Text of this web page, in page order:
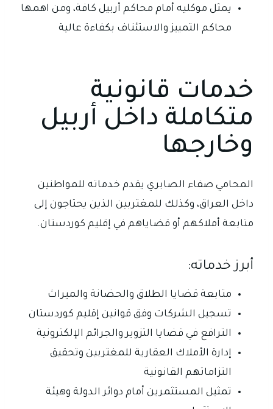
يمثل موكليه أمام محاكم أربيل كافة، ومن اهمها
محاكم التمييز والاستئناف بكفاءة عالية
خدمات قانونية
متكاملة داخل أربيل
وخارجها
المحامي صفاء الصابري يقدم خدماته للمواطنين
داخل العراق، وكذلك للمغتربين الذين يحتاجون إلى
متابعة أملاكهم أو قضاياهم في إقليم كوردستان.
أبرز خدماته:
متابعة قضايا الطلاق والحضانة والميراث
تسجيل الشركات وفق قوانين إقليم كوردستان
الترافع في قضايا التزوير والجرائم الإلكترونية
إدارة الأملاك العقارية للمغتربين وتحقيق
التزاماتهم القانونية
تمثيل المستثمرين أمام دوائر الدولة وهيئة